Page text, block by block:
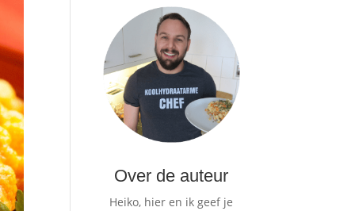
Over de auteur
Heiko, hier en ik geef je